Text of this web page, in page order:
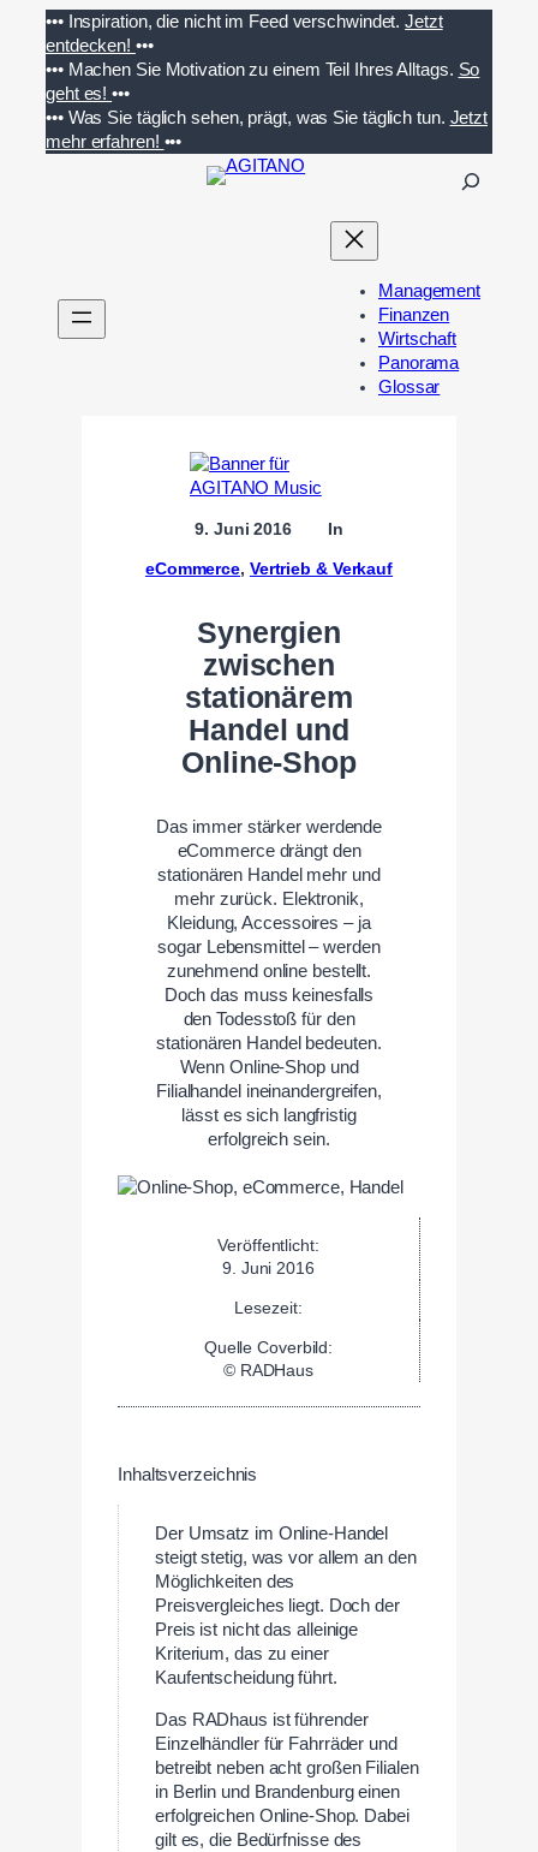
Inhalt
springen
••• Inspiration, die nicht im Feed verschwindet. Jetzt
entdecken! •••
••• Machen Sie Motivation zu einem Teil Ihres Alltags. So
geht es!•••
••• Was Sie täglich sehen, prägt, was Sie täglich tun. Jetzt
mehr erfahren! •••
n
Management
Finanzen
Wirtschaft
Panorama
Glossar
9. Juni 2016 In
eCommerce, Vertrieb & Verkauf
Synergien
zwischen
stationärem
Handel und
Online-Shop
Das immer stärker werdende
eCommerce drängt den
stationären Handel mehr und
mehr zurück. Elektronik,
Kleidung, Accessoires – ja
sogar Lebensmittel – werden
zunehmend online bestellt.
Doch das muss keinesfalls
den Todesstoß für den
stationären Handel bedeuten.
Wenn Online-Shop und
Filialhandel ineinandergreifen,
lässt es sich langfristig
erfolgreich sein.
Veröffentlicht:
9. Juni 2016
Lesezeit:
Quelle Coverbild:
© RADHaus
Inhaltsverzeichnis
Der Umsatz im Online-Handel
steigt stetig, was vor allem an den
Möglichkeiten des
Preisvergleiches liegt. Doch der
Preis ist nicht das alleinige
Kriterium, das zu einer
Kaufentscheidung führt.
Das RADhaus ist führender
Einzelhändler für Fahrräder und
betreibt neben acht großen Filialen
in Berlin und Brandenburg einen
erfolgreichen Online-Shop. Dabei
gilt es, die Bedürfnisse des